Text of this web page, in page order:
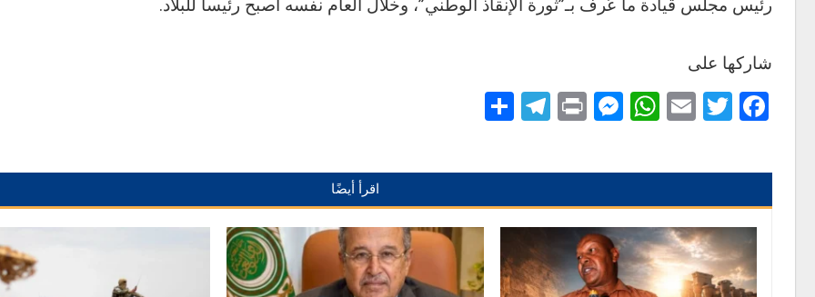
رئيس مجلس قيادة ما عُرف بـ”ثورة الإنقاذ الوطني”، وخلال العام نفسه أصبح رئيسا للبلاد.
شاركها على
Facebook
Twitter
Email
WhatsApp
Messenger
Print
Telegram
اقرأ أيضًا